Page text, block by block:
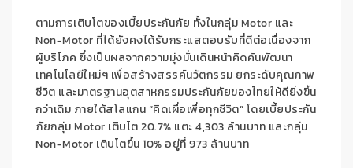
ตามการเติบโตของเบี้ยประกันภัย ทั้งในกลุ่มMotor และ
Non-Motor ที่ได้ยังคงได้รับกระแสตอบรับที่ดีต่อเนื่องจาก
ผู้บริโภค ซึ่งเป็นผลจากความมุ่งมั่นเดินหน้าคิดค้นพัฒนา
เทคโนโลยีใหม่ๆ เพื่อสร้างสรรค์นวัตกรรม ยกระดับคุณภาพ
ชีวิต และมาตรฐานอุตสาหกรรมประกันภัยของไทยให้ดียิ่งขึ้น
กว่าเดิม ภายใต้สโลแกน “คิดเผื่อเพื่อทุกชีวิต”โดยเบี้ยประกัน
ภัยกลุ่มMotor เติบโต20.7% แตะ 4,303 ล้านบาท และกลุ่ม
Non-Motor เติบโตขึ้น 10% อยู่ที่ 973 ล้านบาท